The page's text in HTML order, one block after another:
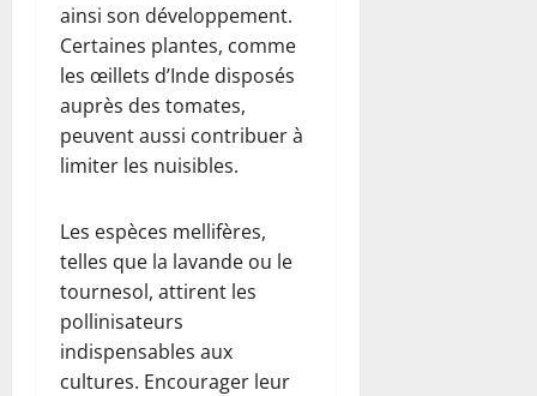
ainsi son développement.
Certaines plantes, comme
les œillets d’Inde disposés
auprès des tomates,
peuvent aussi contribuer à
limiter les nuisibles.
Les espèces mellifères,
telles que la lavande ou le
tournesol, attirent les
pollinisateurs
indispensables aux
cultures. Encourager leur